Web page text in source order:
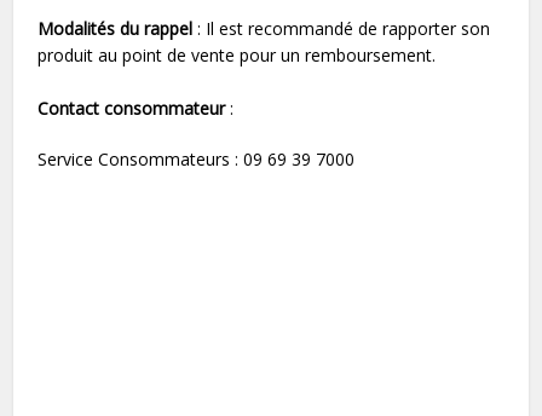
Modalités du rappel : Il est recommandé de rapporter son
produit au point de vente pour un remboursement.
Contact consommateur:
Service Consommateurs : 09 69 39 7000